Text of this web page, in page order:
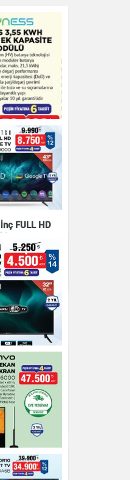
KWH
KAPASITE
FULL HD
İNÇ HD
TV
İÇ MEKAN